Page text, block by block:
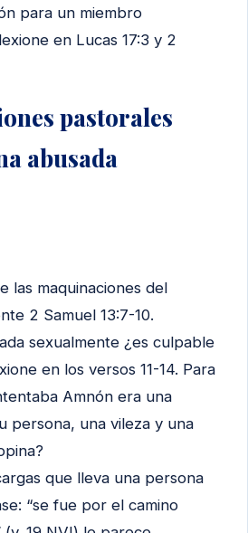
para un miembro
en Lucas 17:3 y 2
pastorales
abusada
las maquinaciones del
2 Samuel 13:7-10.
sexualmente ¿es culpable
en los versos 11-14. Para
Amnón era una
persona, una vileza y una
que lleva una persona
“se fue por el camino